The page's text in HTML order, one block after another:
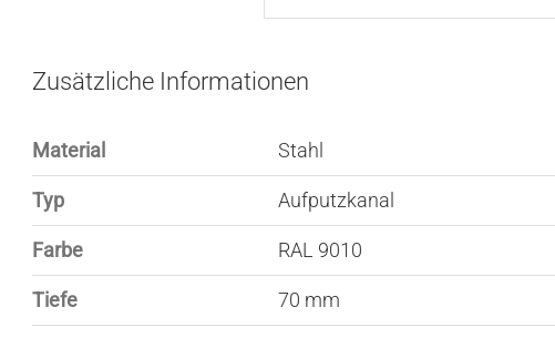
Zusätzliche Informationen
Material Stahl
Typ Aufputzkanal
Farbe RAL 9010
Tiefe 70 mm